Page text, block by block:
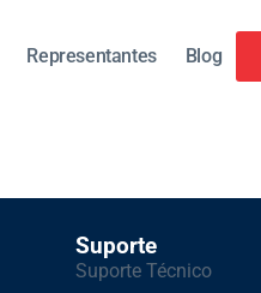
Representantes Blog
Suporte
Suporte Técnico